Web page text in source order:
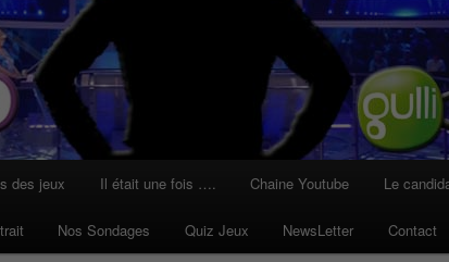
des jeux Il était une fois …. Chaine Youtube Le
Nos Sondages Quiz Jeux NewsLetter Contact